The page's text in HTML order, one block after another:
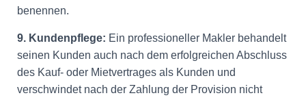
benennen.
9. Kundenpflege: Ein professioneller Makler behandelt
seinen Kunden auch nach dem erfolgreichen Abschluss
des Kauf- oder Mietvertrages als Kunden und
verschwindet nach der Zahlung der Provision nicht